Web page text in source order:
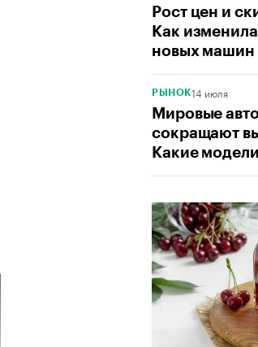
Рост цен и
Как
новых машин
РЫНОК14 июля
Мировые
сокращают
Какие